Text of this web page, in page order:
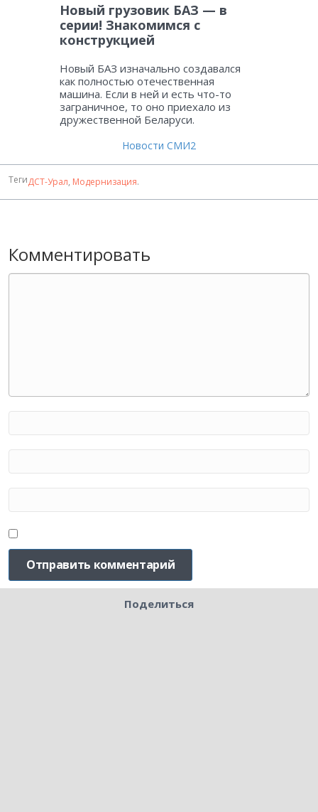
Новый грузовик БАЗ — в
серии! Знакомимся с
конструкцией
Новый БАЗ изначально создавался
как полностью отечественная
машина. Если в ней и есть что-то
заграничное, то оно приехало из
дружественной Беларуси.
Новости СМИ2
ТегиДСТ-Урал, Модернизация.
Комментировать
Поделиться